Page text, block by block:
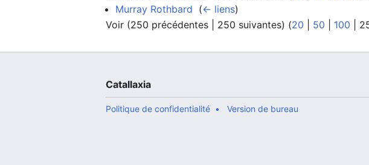
Murray Rothbard (← liens)
Voir (250 précédentes 250 suivantes) (20 50 100
Catallaxia
Politique de confidentialité Version de bureau